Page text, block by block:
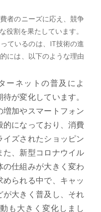
者のニーズに応え、競争
役割を果たしています。
ているのは、IT技術の進
には、以下のような理由
ーネットの普及によ
が変化しています。
加やスマートフォン
的になっており、消費
ズされたショッピン
た、新型コロナウイル
仕組みが大きく変わ
られる中で、キャッ
が大きく普及し、それ
も大きく変化しまし